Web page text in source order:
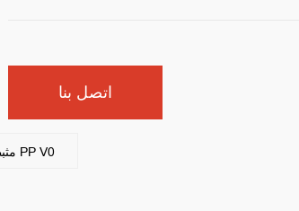
اتصل بنا
التالي:سلسلة XS-FR-8300 / مثبطات اللهب الخالية من الهالوجين من أجل PP V0